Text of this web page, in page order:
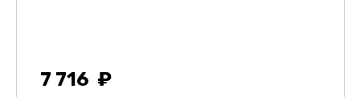
7 716